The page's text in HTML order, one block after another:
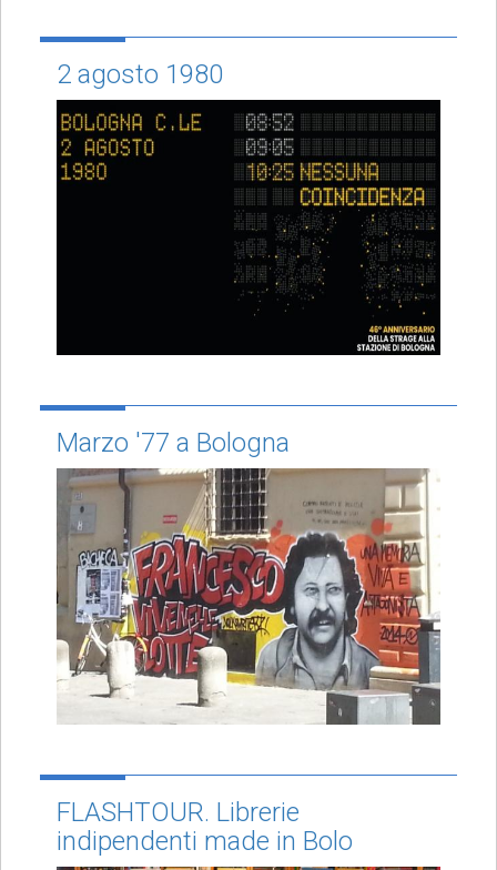
2 agosto 1980
Marzo '77 a Bologna
FLASHTOUR. Librerie
indipendenti made in Bolo